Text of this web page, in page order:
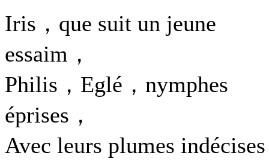
Iris，que suit un jeune
essaim，
Philis，Eglé，nymphes
éprises，
Avec leurs plumes